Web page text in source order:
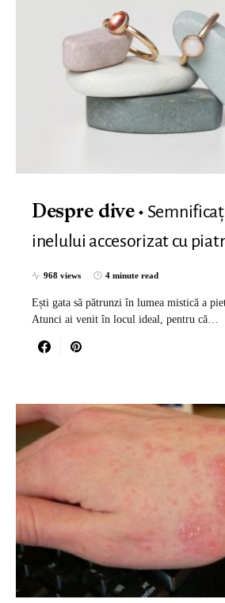
Despre dive
inelului accesorizat cu
968 views 4 minute read
Ești gata să pătrunzi în lumea mistică a
Atunci ai venit în locul ideal, pentru că…